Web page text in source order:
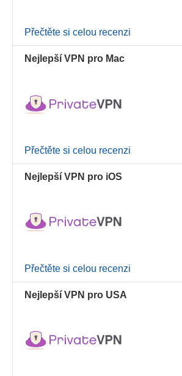
Přečtěte si celou recenzi
Nejlepší VPN pro Mac
Přečtěte si celou recenzi
Nejlepší VPN pro iOS
Přečtěte si celou recenzi
Nejlepší VPN pro USA